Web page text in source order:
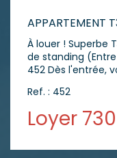
À louer ! Superbe
de standing
452 Dès l'entrée, vous serez séduit par ses beaux
L'appartement
accueillante. -
avec cellier
sur un agréable
confortables. -
Ref. : 452
Loyer